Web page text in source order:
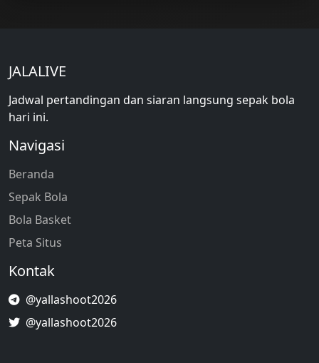
JALALIVE
Jadwal pertandingan dan siaran langsung sepak bola
hari ini.
Navigasi
Beranda
Sepak Bola
Bola Basket
Peta Situs
Kontak
@yallashoot2026
@yallashoot2026